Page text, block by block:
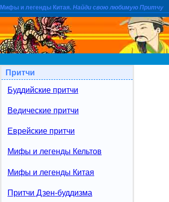
Мифы и легенды Китая. Найди свою любимую Притчу
Притчи
Буддийские притчи
Ведические притчи
Еврейские притчи
Мифы и легенды Кельтов
Мифы и легенды Китая
Притчи Дзен-буддизма